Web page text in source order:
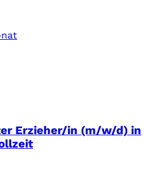
Erzieher/in (m/w/d) in